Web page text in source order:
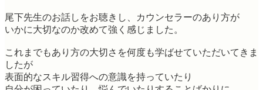
尾下先生のお話しをお聴きし、カウンセラーのあり方が
いかに大切なのか改めて強く感じました。
これまでもあり方の大切さを何度も学ばせていただいてきま
したが
表面的なスキル習得への意識を持っていたり